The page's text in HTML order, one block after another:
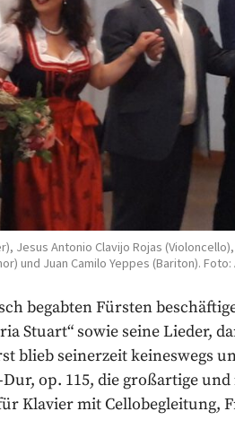
Jesus Antonio Clavijo Rojas
und Juan Camilo Yeppes (Bariton).
begabten Fürsten
Stuart“ sowie seine Lieder,
blieb seinerzeit keineswegs
op. 115, die großartige
Klavier mit Cellobegleitung,